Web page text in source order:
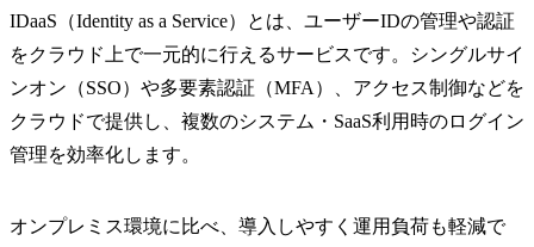
IDaaS（Identity as a Service）とは、ユーザーIDの管理や認証
をクラウド上で一元的に行えるサービスです。シングルサイ
ンオン（SSO）や多要素認証（MFA）、アクセス制御などを
クラウドで提供し、複数のシステム・SaaS利用時のログイン
管理を効率化します。
オンプレミス環境に比べ、導入しやすく運用負荷も軽減で